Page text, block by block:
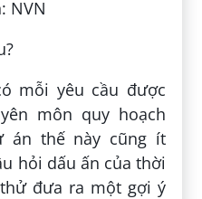
NVN
mỗi yêu cầu được
môn quy hoạch
án thế này cũng ít
hỏi dấu ấn của thời
đưa ra một gợi ý